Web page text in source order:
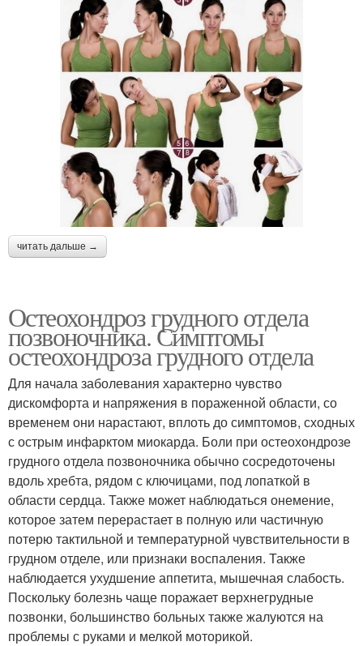
читать дальше →
Остеохондроз грудного отдела
позвоночника. Симптомы
остеохондроза грудного отдела
Для начала заболевания характерно чувство
дискомфорта и напряжения в пораженной области, со
временем они нарастают, вплоть до симптомов, сходных
с острым инфарктом миокарда. Боли при остеохондрозе
грудного отдела позвоночника обычно сосредоточены
вдоль хребта, рядом с ключицами, под лопаткой в
области сердца. Также может наблюдаться онемение,
которое затем перерастает в полную или частичную
потерю тактильной и температурной чувствительности в
грудном отделе, или признаки воспаления. Также
наблюдается ухудшение аппетита, мышечная слабость.
Поскольку болезнь чаще поражает верхнегрудные
позвонки, большинство больных также жалуются на
проблемы с руками и мелкой моторикой.